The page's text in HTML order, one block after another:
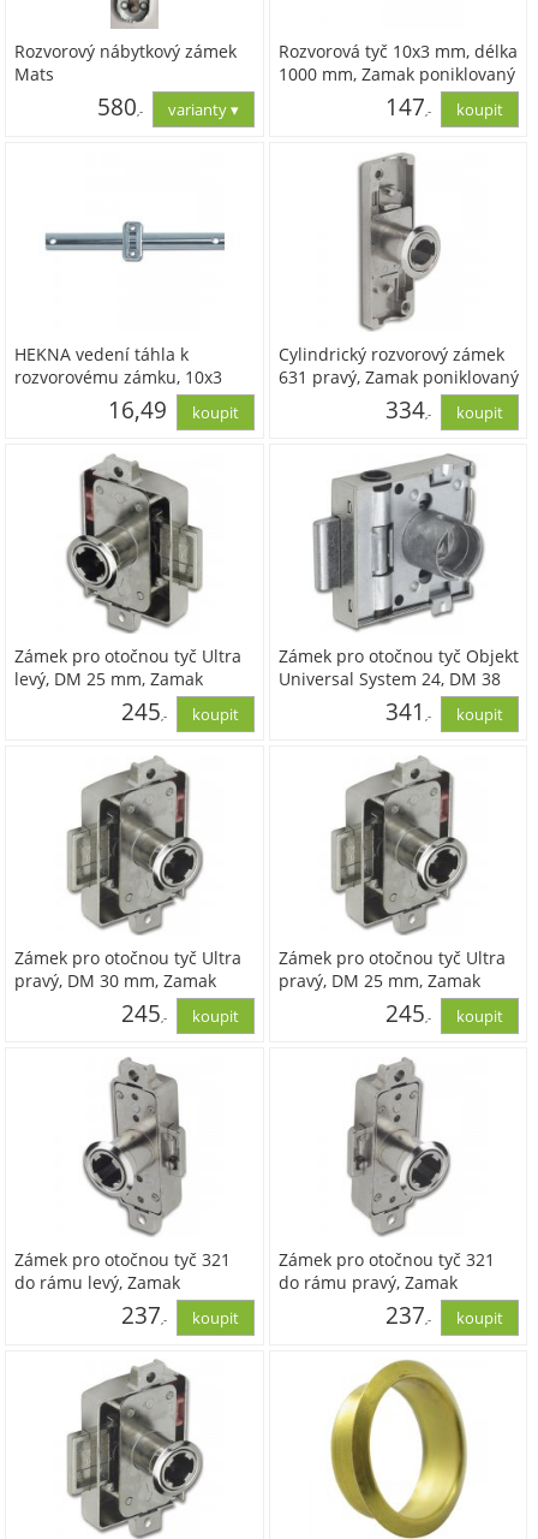
Rozvorový nábytkový zámek
Mats
580,-
Rozvorová tyč 10x3 mm, délka
1000 mm, Zamak poniklovaný
147,-
121,23
HEKNA vedení táhla k
rozvorovému zámku, 10x3
16,49
Cylindrický rozvorový zámek
631 pravý, Zamak poniklovaný
334,-
Zámek pro otočnou tyč Ultra
levý, DM 25 mm, Zamak
245,-
202,74
Zámek pro otočnou tyč Objekt
Universal System 24, DM 38
mm, ocel poniklovaná
341 ,-
281,91
Zámek pro otočnou tyč Ultra
pravý, DM 30 mm, Zamak
245,-
202,74
Zámek pro otočnou tyč Ultra
pravý, DM 25 mm, Zamak
245,-
202,74
Zámek pro otočnou tyč 321
do rámu levý, Zamak
237,-
195,92
Zámek pro otočnou tyč 321
do rámu pravý, Zamak
237,-
195,92